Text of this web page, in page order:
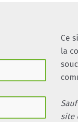
Ce
la
site